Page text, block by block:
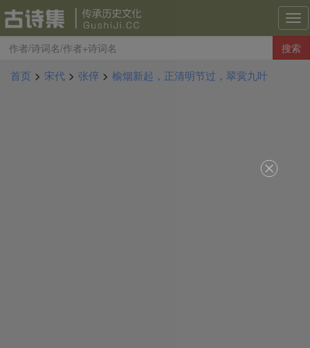
古
诗
集
搜索
首页 > 宋代 > 张倅 > 榆烟新起，正清明节过，翠蓂九叶